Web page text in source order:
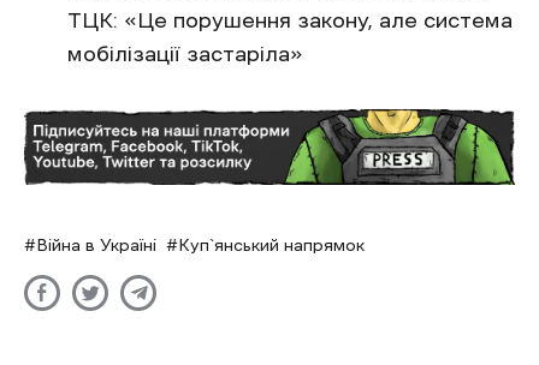
ТЦК: «Це порушення закону, але система
мобілізації застаріла»
Війна в Україні Куп`янський напрямок